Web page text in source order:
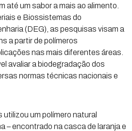
até um sabor a mais ao alimento.
e Biossistemas do
(DEG), as pesquisas visam a
a partir de polímeros
nas mais diferentes áreas.
avaliar a biodegradação dos
normas técnicas nacionais e
um polímero natural
– encontrado na casca de laranja e